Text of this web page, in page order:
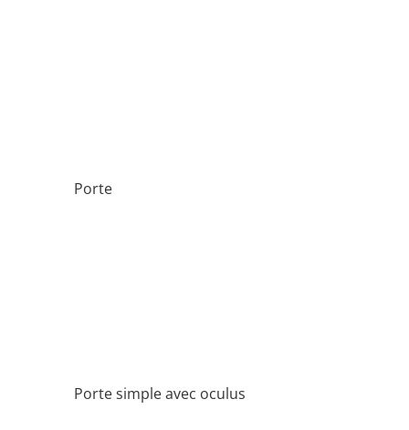
Porte
Porte simple avec oculus